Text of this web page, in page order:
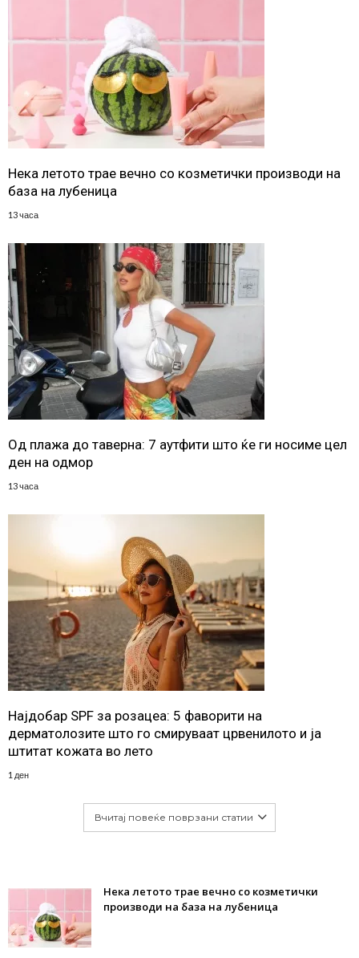
Нека летото трае вечно со козметички производи на
база на лубеница
13 часа
Од плажа до таверна: 7 аутфити што ќе ги носиме цел
ден на одмор
13 часа
Најдобар SPF за розацеа: 5 фаворити на
дерматолозите што го смируваат црвенилото и ја
штитат кожата во лето
1 ден
Вчитај повеќе поврзани статии
Нека летото трае вечно со козметички
производи на база на лубеница